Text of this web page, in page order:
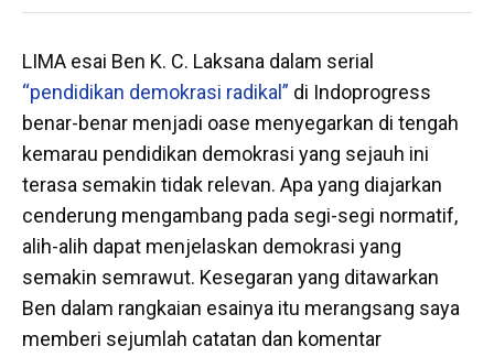
LIMA esai Ben K. C. Laksana dalam serial
“pendidikan demokrasi radikal” di Indoprogress
benar-benar menjadi oase menyegarkan di tengah
kemarau pendidikan demokrasi yang sejauh ini
terasa semakin tidak relevan. Apa yang diajarkan
cenderung mengambang pada segi-segi normatif,
alih-alih dapat menjelaskan demokrasi yang
semakin semrawut. Kesegaran yang ditawarkan
Ben dalam rangkaian esainya itu merangsang saya
memberi sejumlah catatan dan komentar